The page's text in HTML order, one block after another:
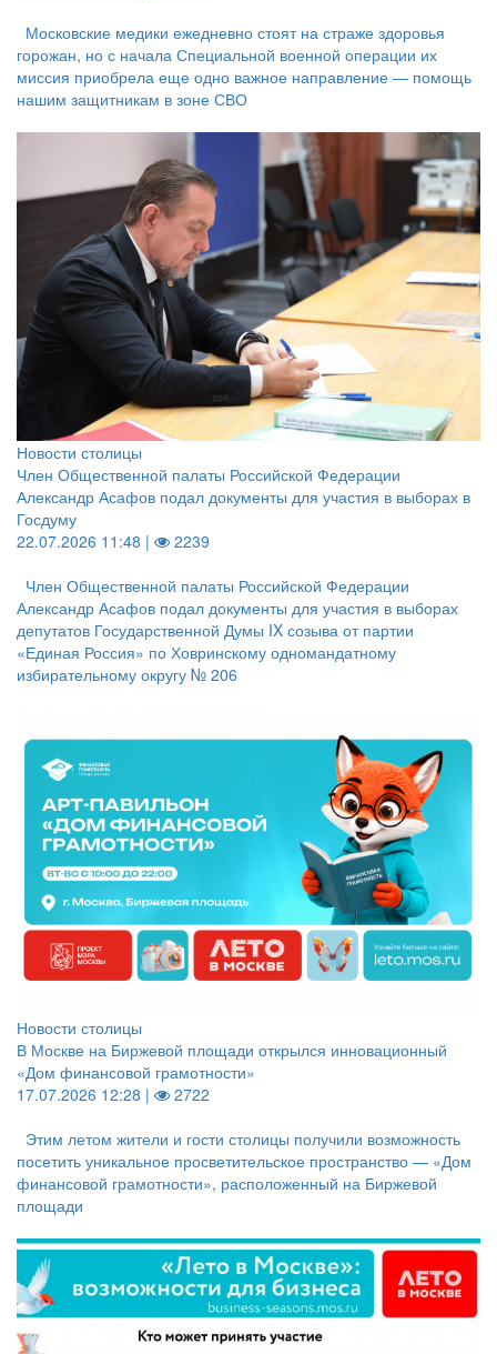
Московские медики ежедневно стоят на страже здоровья
горожан, но с начала Специальной военной операции их
миссия приобрела еще одно важное направление — помощь
нашим защитникам в зоне СВО
Новости столицы
Член Общественной палаты Российской Федерации
Александр Асафов подал документы для участия в выборах в
Госдуму
22.07.2026 11:48 |
2239
Член Общественной палаты Российской Федерации
Александр Асафов подал документы для участия в выборах
депутатов Государственной Думы IX созыва от партии
«Единая Россия» по Ховринскому одномандатному
избирательному округу № 206
Новости столицы
В Москве на Биржевой площади открылся инновационный
«Дом финансовой грамотности»
17.07.2026 12:28 |
2722
Этим летом жители и гости столицы получили возможность
посетить уникальное просветительское пространство — «Дом
финансовой грамотности», расположенный на Биржевой
площади